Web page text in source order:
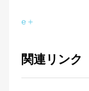
e＋
関連リンク